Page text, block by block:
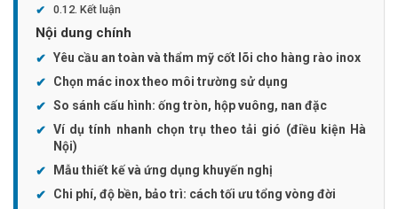
Kết luận
Nội dung chính
Yêu cầu an toàn và thẩm mỹ cốt lõi cho hàng rào inox
Chọn mác inox theo môi trường sử dụng
So sánh cấu hình: ống tròn, hộp vuông, nan đặc
Ví dụ tính nhanh chọn trụ theo tải gió (điều kiện Hà
Nội)
Mẫu thiết kế và ứng dụng khuyến nghị
Chi phí, độ bền, bảo trì: cách tối ưu tổng vòng đời